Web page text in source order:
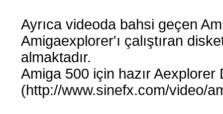
Ayrıca videoda bahsi geçen
Amigaexplorer'ı çalıştıran
almaktadır.
Amiga 500 için hazır Aexplorer
(http://www.sinefx.com/video/